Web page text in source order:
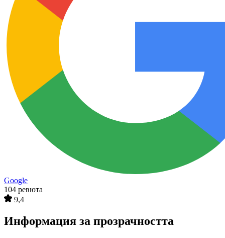
Google
104 ревюта
9,4
Информация за прозрачността